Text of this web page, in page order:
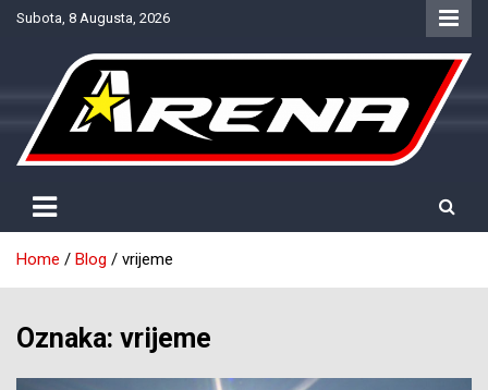
SkipSubota, 8 Augusta, 2026
NTV Arena
Home Blog vrijeme
Oznaka: vrijeme